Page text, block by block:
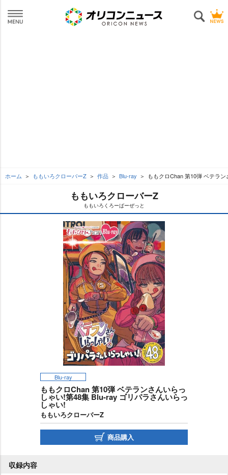
ホーム ももいろクローバーZ 作品 Blu-ray ももクロChan 第10弾 ベテラ
ももいろクローバーZ
ももいろくろーばーぜっと
Blu-ray
ももクロChan 第10弾 ベテランさんいらっ
しゃい!第48集 Blu-ray ゴリパラさんいらっ
しゃい!
ももいろクローバーZ
商品購入
収録内容